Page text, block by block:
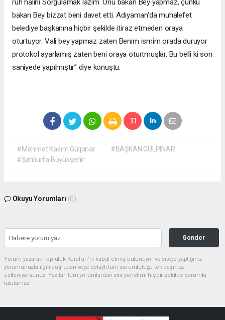
ruh halini Sorgulamak lazım. Onu bakan Bey yapmaz, çünkü
bakan Bey bizzat beni davet etti. Adıyaman'da muhalefet
belediye başkanına hiçbir şekilde itiraz etmeden oraya
oturtuyor. Vali bey yapmaz zaten Benim ismim orada duruyor
protokol ayarlamış zaten beni oraya oturtmuşlar. Bu belli ki son
saniyede yapılmıştır’’ diye konuştu.
#Mehmet Kasım Gülpınar
#BAŞKAN GÜLPINAR
#Şanlıurfa Büyükşehir
Okuyu Yorumları (0)
Gonder
Yorum yazarak Topluluk Kuralları’nı kabul etmiş bulunuyor ve siteye yaptığınız
yorumunuzla ilgili doğrudan veya dolaylı tüm sorumluluğu tek başınıza
üstleniyorsunuz. Yazılan tüm yorumlardan site yönetimi hiçbir şekilde sorumlu
tutulamaz.